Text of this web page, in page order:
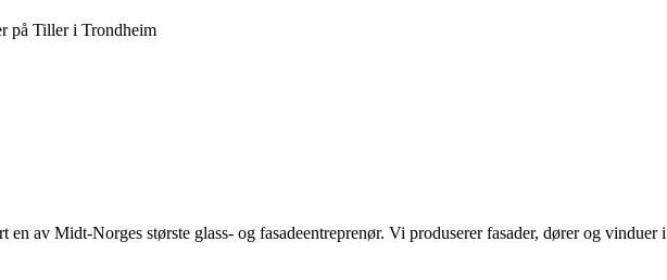
på Tiller i Trondheim
en av Midt-Norges største glass- og fasadeentreprenør. Vi produserer fasader, dører og